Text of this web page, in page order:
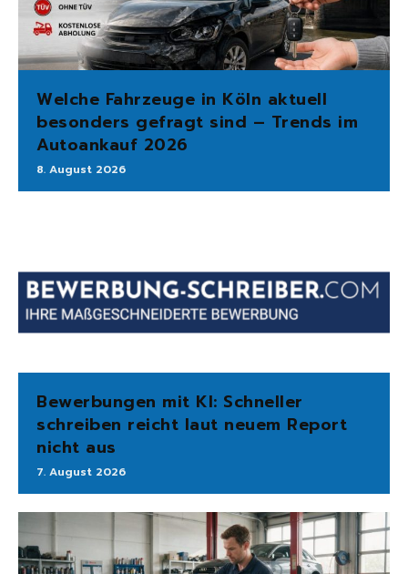
Welche Fahrzeuge in Köln aktuell
besonders gefragt sind – Trends im
Autoankauf 2026
8. August 2026
Bewerbungen mit KI: Schneller
schreiben reicht laut neuem Report
nicht aus
7. August 2026